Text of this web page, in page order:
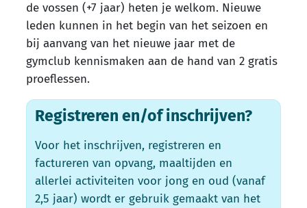
de vossen (+7 jaar) heten je welkom. Nieuwe
leden kunnen in het begin van het seizoen en
bij aanvang van het nieuwe jaar met de
gymclub kennismaken aan de hand van 2 gratis
proeflessen.
Registreren en/of inschrijven?
Voor het inschrijven, registreren en
factureren van opvang, maaltijden en
allerlei activiteiten voor jong en oud (vanaf
2,5 jaar) wordt er gebruik gemaakt van het